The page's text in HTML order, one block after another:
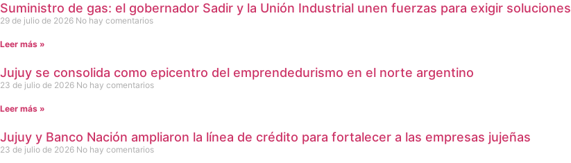
Suministro de gas: el gobernador Sadir y la Unión Industrial unen fuerzas para exigir soluciones
29 de julio de 2026 No hay comentarios
Leer más »
Jujuy se consolida como epicentro del emprendedurismo en el norte argentino
23 de julio de 2026 No hay comentarios
Leer más »
Jujuy y Banco Nación ampliaron la línea de crédito para fortalecer a las empresas jujeñas
23 de julio de 2026 No hay comentarios